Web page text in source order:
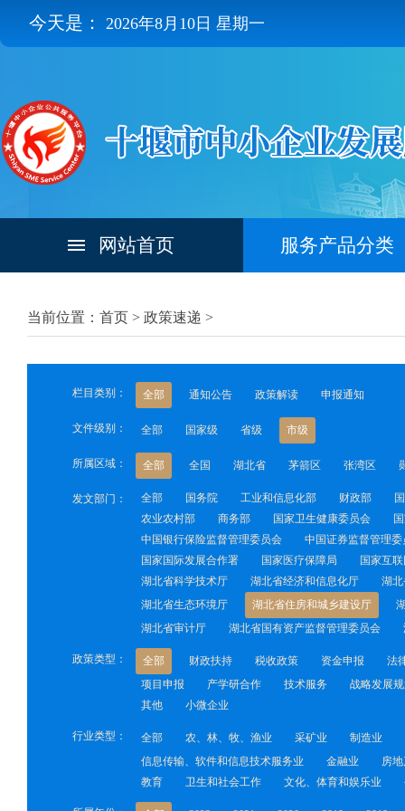
今天是： 2026年8月10日 星期一
网站首页 服务产品分类
当前位置：首页 > 政策速递 >
栏目类别： 全部 通知公告 政策解读 申报通知
文件级别： 全部 国家级 省级 市级
所属区域： 全部 全国 湖北省 茅箭区 张湾区
发文部门： 全部 国务院 工业和信息化部 财政部
农业农村部
商务部 国家卫生健康委员会
中国银行保险监督管理委员会
中国证券监督管理委
国家国际发展合作署
国家医疗保障局
国家互
湖北省科学技术厅
湖北省经济和信息化厅
湖
湖北省生态环境厅
湖北省住房和城乡建设厅
湖北省审计厅
湖北省国有资产监督管理委员会
政策类型： 全部 财政扶持 税收政策 资金申报
法
项目申报
产学研合作 技术服务
战略发展
其他
小微企业
行业类型： 全部 农、林、牧、渔业 采矿业
制造业
信息传输、软件和信息技术服务业
金融业
房
教育
卫生和社会工作 文化、体育和娱乐业